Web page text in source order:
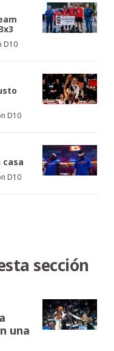
D10
D10
casa
D10
sección
una